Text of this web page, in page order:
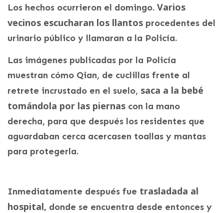
Los hechos ocurrieron el domingo. Varios
vecinos escucharan los llantos procedentes del
urinario público y llamaran a la Policía.
Las imágenes publicadas por la Policía
muestran cómo Qian, de cuclillas frente al
retrete incrustado en el suelo, saca a la bebé
tomándola por las piernas con la mano
derecha, para que después los residentes que
aguardaban cerca acercasen toallas y mantas
para protegerla.
Inmediatamente después fue trasladada al
hospital, donde se encuentra desde entonces y